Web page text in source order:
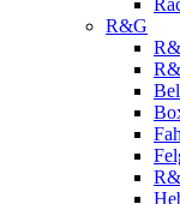
R&G